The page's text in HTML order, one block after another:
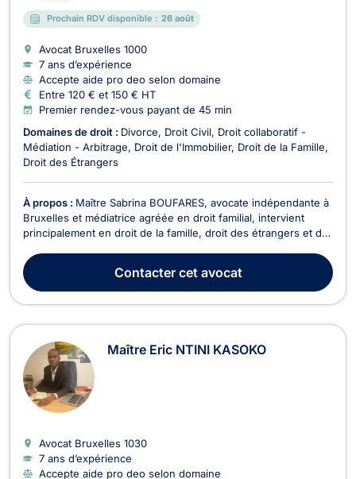
Prochain RDV disponible : 26 août
Avocat Bruxelles 1000
7 ans d’expérience
Accepte aide pro deo selon domaine
Entre 120 € et 150 € HT
Premier rendez-vous payant de 45 min
Domaines de droit : Divorce Droit Civil Droit collaboratif -
Médiation - Arbitrage
Droit de l'Immobilier Droit de la Famille
Droit des Étrangers
À propos : Maître Sabrina BOUFARES, avocate indépendante à
Bruxelles et médiatrice agréée en droit familial, intervient
principalement en droit de la famille, droit des étrangers et de
accompagne ses clients avec bienveillance, écoute, rigueur, et
efficacité, afin de propos...
Contactercet avocat
Maître Eric NTINI KASOKO
Avocat Bruxelles 1030
7 ans d’expérience
Accepte aide pro deo selon domaine